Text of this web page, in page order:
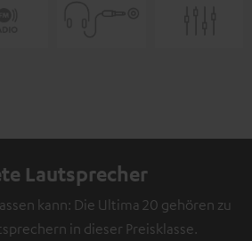
Lautsprecher
kann: Die Ultima 20 gehören zu
in dieser Preisklasse.